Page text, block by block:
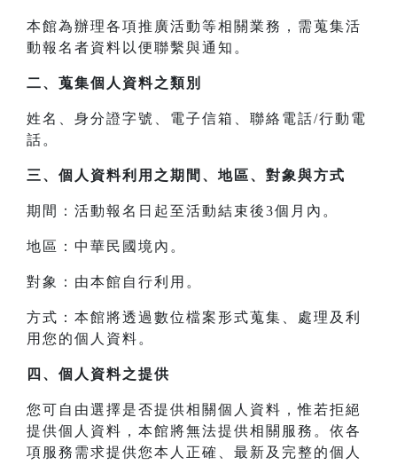
本館為辦理各項推廣活動等相關業務，需蒐集活
動報名者資料以便聯繫與通知。
二、 蒐集個人資料之類別
姓名、身分證字號、電子信箱、聯絡電話/行動電
話。
三、 個人資料利用之期間、地區、對象與方式
期間：活動報名日起至活動結束後3個月內。
地區：中華民國境內。
對象：由本館自行利用。
方式：本館將透過數位檔案形式蒐集、處理及利
用您的個人資料。
四、 個人資料之提供
您可自由選擇是否提供相關個人資料，惟若拒絕
提供個人資料，本館將無法提供相關服務。依各
項服務需求提供您本人正確、最新及完整的個人